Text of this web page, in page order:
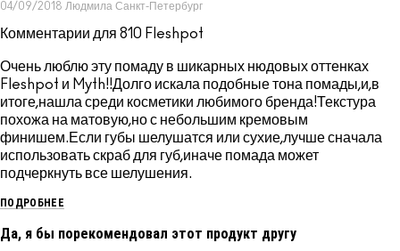
04/09/2018 Людмила Санкт-Петербург
Комментарии для 810 Fleshpot
Очень люблю эту помаду в шикарных нюдовых оттенках
Fleshpot и Myth!!Долго искала подобные тона помады,и,в
итоге,нашла среди косметики любимого бренда!Текстура
похожа на матовую,но с небольшим кремовым
финишем.Если губы шелушатся или сухие,лучше сначала
использовать скраб для губ,иначе помада может
подчеркнуть все шелушения.
ПОДРОБНЕЕ
Да, я бы порекомендовал этот продукт другу